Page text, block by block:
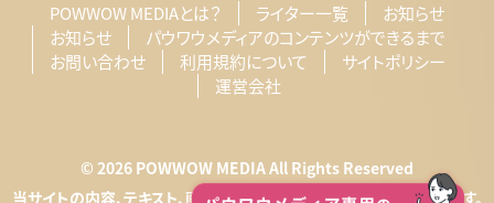
POWWOW MEDIAとは？ ライター一覧
お知らせ
お知らせ
パウワウメディアのコンテンツができるまで
お問い合わせ
利用規約について
サイトポリシー
運営会社
© 2026 POWWOW MEDIA All Rights Reserved
当サイトの内容、テキスト、画像等の無断転載・無断使用を固く禁じます。